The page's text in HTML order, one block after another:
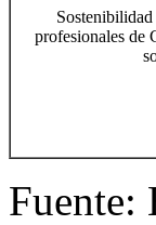
profesionales de
Fuente: